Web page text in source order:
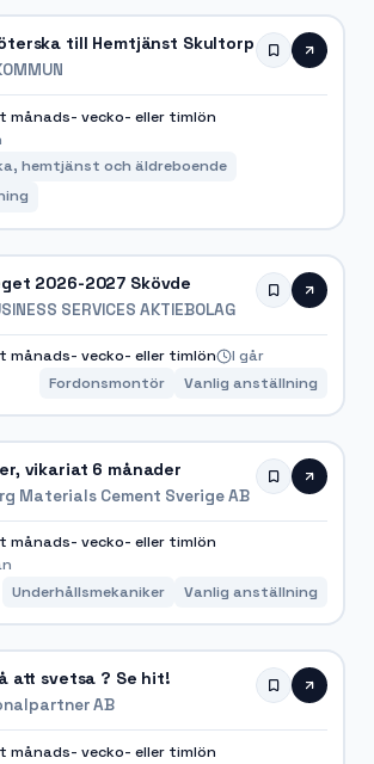
till Hemtjänst Skultorp
månads- vecko- eller timlön
hemtjänst och äldreboende
2026-2027 Skövde
SERVICES AKTIEBOLAG
månads- vecko- eller timlön
I går
Fordonsmontör
Vanlig anställning
vikariat 6 månader
Materials Cement Sverige AB
månads- vecko- eller timlön
Underhållsmekaniker
Vanlig anställning
att svetsa ? Se hit!
AB
månads- vecko- eller timlön